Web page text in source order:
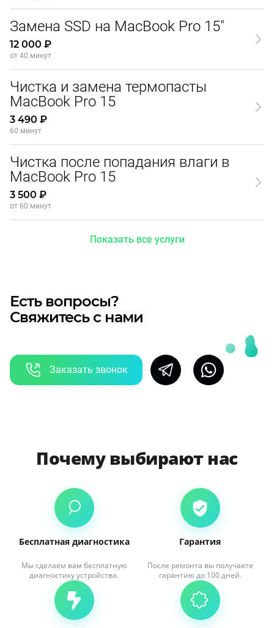
Замена SSD на MacBook Pro 15"
12 000 ₽
от 40 минут
Чистка и замена термопасты
MacBook Pro 15
3 490 ₽
60 минут
Чистка после попадания влаги в
MacBook Pro 15
3 500 ₽
от 60 минут
Показать все услуги
Есть вопросы?
Свяжитесь с нами
Заказать звонок
Почему выбирают нас
Бесплатная диагностика
Мы сделаем вам бесплатную
диагностику устройства.
Гарантия
После ремонта вы получаете
гарантию до 100 дней.